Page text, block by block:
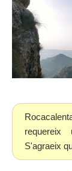
requereix
S'agraeix